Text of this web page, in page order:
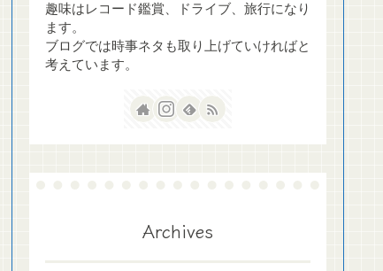
趣味はレコード鑑賞、ドライブ、旅行になり
ます。
ブログでは時事ネタも取り上げていければと
考えています。
Archives